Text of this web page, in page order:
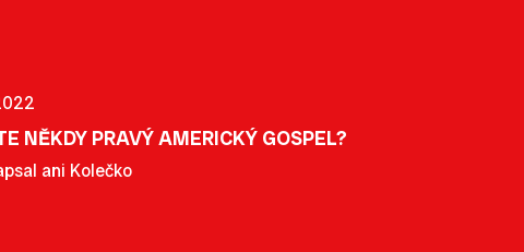
NĚKDY PRAVÝ AMERICKÝ GOSPEL?
ani Kolečko